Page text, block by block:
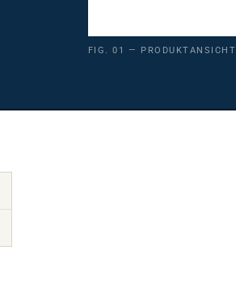
FIG. 01 — PRODUKTANSICHT